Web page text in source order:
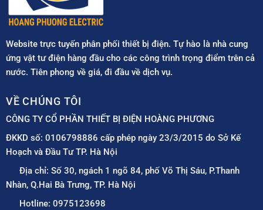
Website trực tuyến phân phối thiết bị điện. Tự hào là nhà cung
ứng vật tư điện hàng đầu cho các công trình trọng điểm trên cả
nước. Tiên phong về giá, đi đầu về dịch vụ.
VỀ CHÚNG TÔI
CÔNG TY CỔ PHẦN THIẾT BỊ ĐIỆN HOÀNG PHƯƠNG
ĐKKD số: 0106798886 cấp phép ngày 23/3/2015 do Sở Kế
Hoạch và Đầu Tư TP. Hà Nội
Địa chỉ: Số 30, ngách 1 ngõ 84, phố Võ Thị Sáu, P.Thanh
Nhàn, Q.Hai Bà Trưng, TP. Hà Nội
Hotline: 0975123698